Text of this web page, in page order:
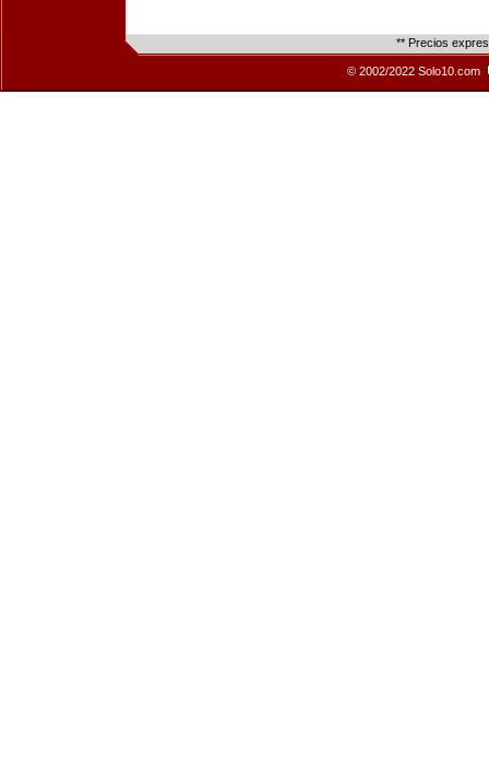
** Precios
© 2002/2022 Solo10.com